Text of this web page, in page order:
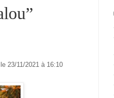
23/11/2021 à 16:10